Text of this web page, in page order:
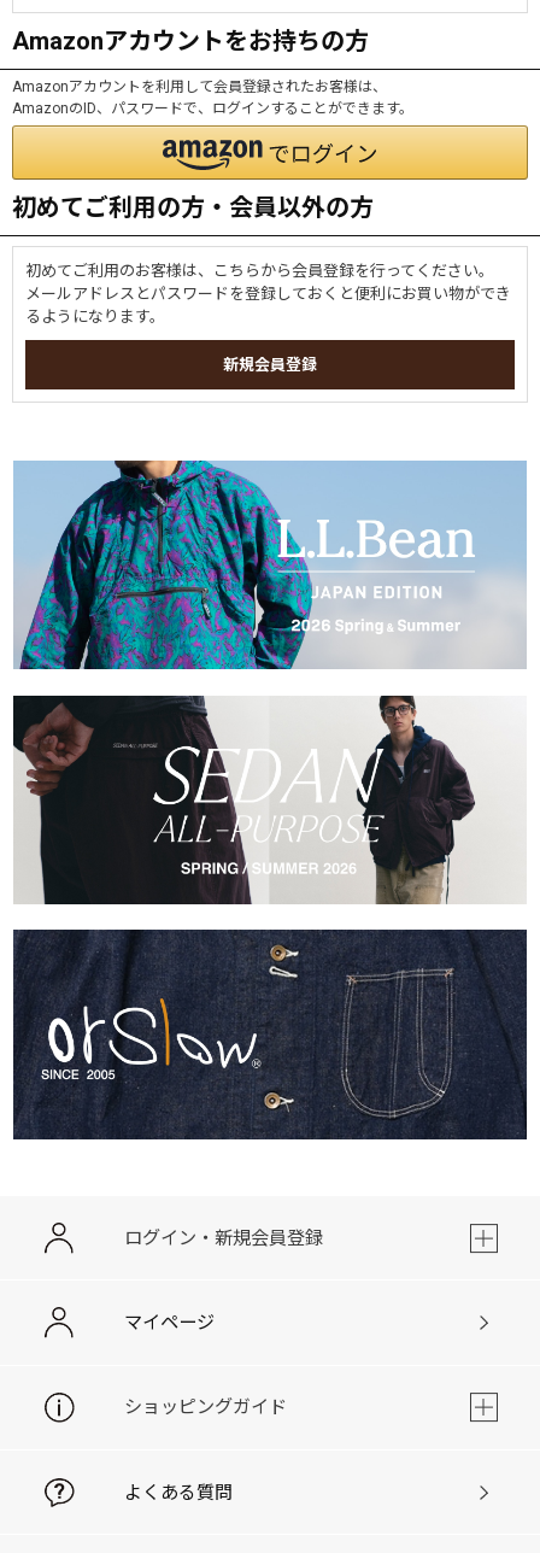
Amazonアカウントをお持ちの方
Amazonアカウントを利用して会員登録されたお客様は、
AmazonのID、パスワードで、ログインすることができます。
初めてご利用の方・会員以外の方
初めてご利用のお客様は、こちらから会員登録を行ってください。
メールアドレスとパスワードを登録しておくと便利にお買い物ができ
るようになります。
ログイン・新規会員登録
マイページ
ショッピングガイド
よくある質問